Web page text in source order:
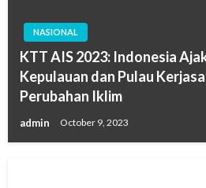
NASIONAL
KTT AIS 2023: Indonesia
Kepulauan dan Pulau
Perubahan Iklim
admin October 9, 2023